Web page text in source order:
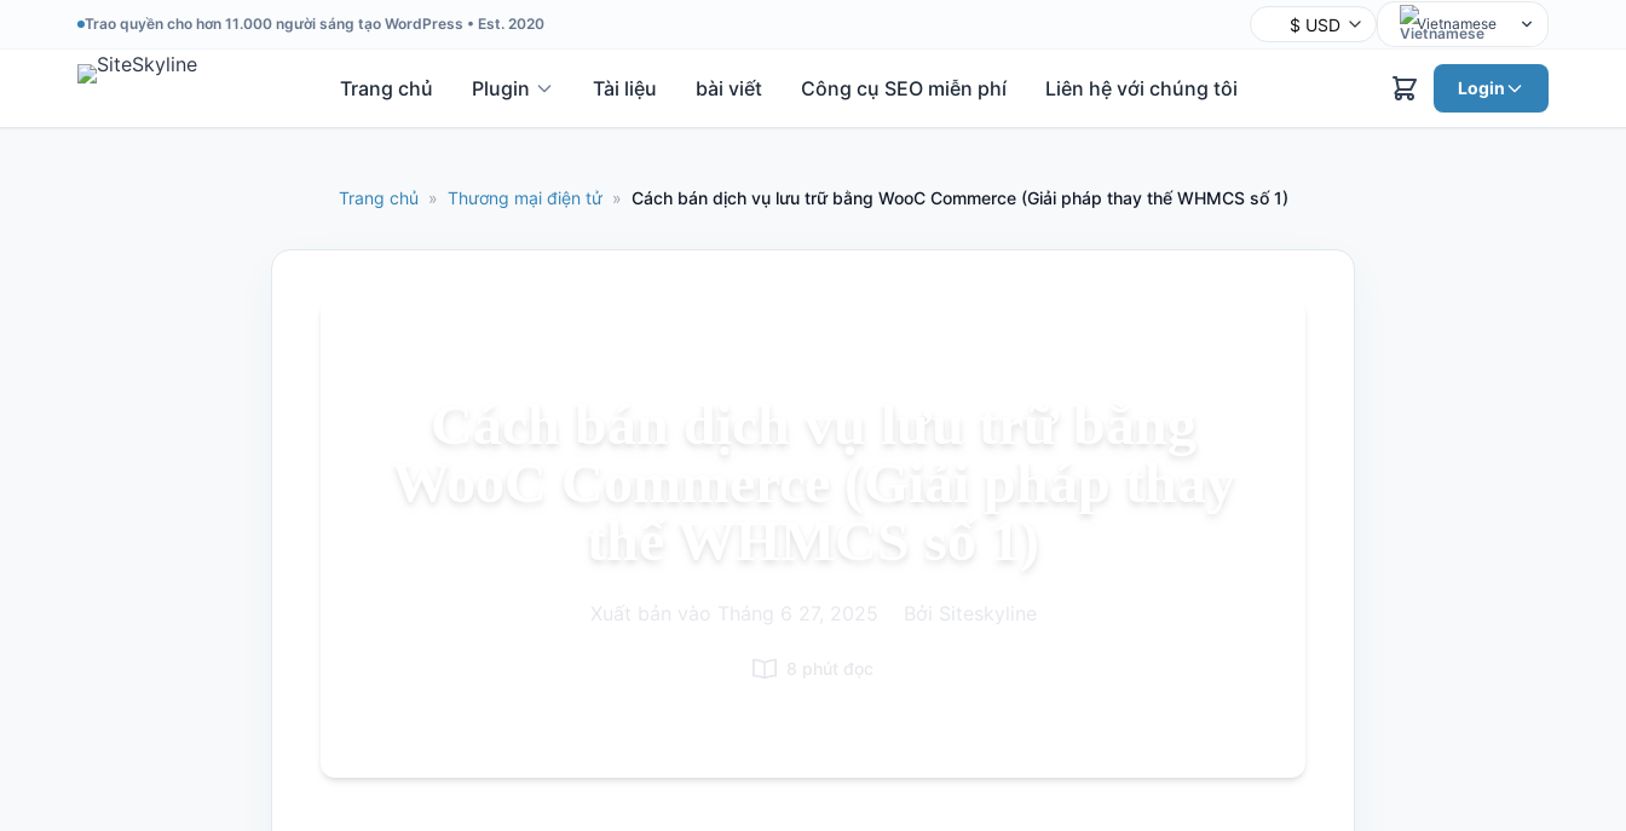
Trao quyền cho hơn 11.000 người sáng tạo WordPress • Est. 2020 Vietnamese
English
Chinese
Trang chủ Plugin Tài liệu bài viết Công cụ SEO miễn phí Liên hệ với chúng tôi Login
Trang chủ » Thương mại điện tử » Cách bán dịch vụ lưu trữ bằng WooC Commerce (Giải pháp thay thế WHMCS số 1)
WooC Commerce (Giải pháp thay
thế WHMCS số 1)
Xuất bản vào Tháng 6 27, 2025 Bởi Siteskyline
8 phút đọc